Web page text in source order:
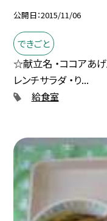
公開日 2015/11/06
できごと
☆献立名 ・ココアあげ
レンチサラダ ・り...
給食室